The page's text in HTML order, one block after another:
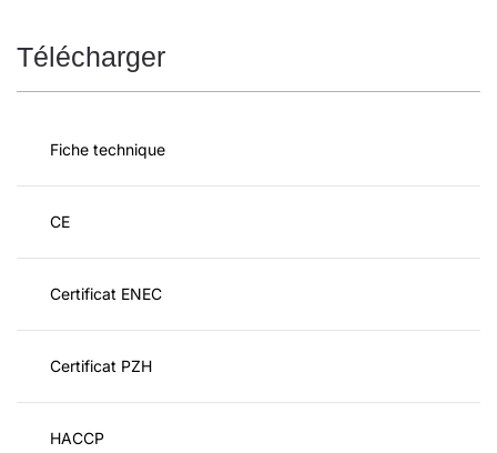
Télécharger
Fiche technique
CE
Certificat ENEC
Certificat PZH
HACCP